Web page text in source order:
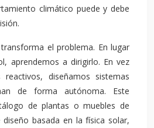
climático puede y debe
el problema. En lugar
aprendemos a dirigirlo. En vez
diseñamos sistemas
de forma autónoma. Este
de plantas o muebles de
diseño basada en la física solar,